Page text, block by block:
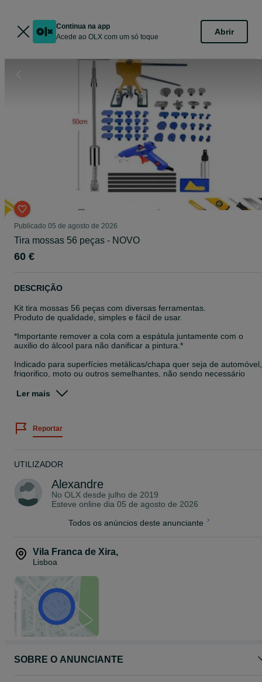
Continua na app
Acede ao OLX com um só toque
Abrir
Publicado 05 de agosto de 2026
Tira mossas 56 peças - NOVO
60 €
DESCRIÇÃO
Kit tira mossas 56 peças com diversas ferramentas.
Produto de qualidade, simples e fácil de usar.
*Importante remover a cola com a espátula juntamente com o
auxilio do álcool para não danificar a pintura.*
Indicado para superfícies metálicas/chapa quer seja de automóvel,
frigorifico, moto ou outros semelhantes, não sendo necessário
Artigo Novo e embalado
Ler mais
Reportar
UTILIZADOR
Alexandre
No OLX desde julho de 2019
Esteve online dia 05 de agosto de 2026
Todos os anúncios deste anunciante
Vila Franca de Xira,
Lisboa
SOBRE O ANUNCIANTE